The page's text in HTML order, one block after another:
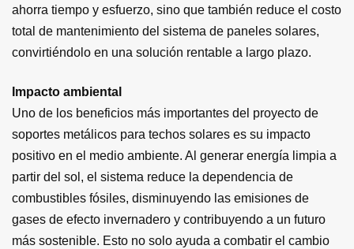
ahorra tiempo y esfuerzo, sino que también reduce el costo
total de mantenimiento del sistema de paneles solares,
convirtiéndolo en una solución rentable a largo plazo.
Impacto ambiental
Uno de los beneficios más importantes del proyecto de
soportes metálicos para techos solares es su impacto
positivo en el medio ambiente. Al generar energía limpia a
partir del sol, el sistema reduce la dependencia de
combustibles fósiles, disminuyendo las emisiones de
gases de efecto invernadero y contribuyendo a un futuro
más sostenible. Esto no solo ayuda a combatir el cambio